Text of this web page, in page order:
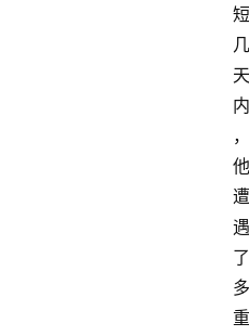
短
几
天
内
，
他
遭
遇
了
多
重